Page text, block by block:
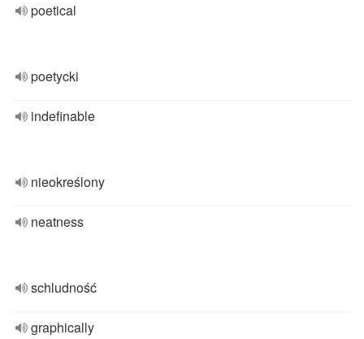
poetical
poetycki
indefinable
nieokreślony
neatness
schludność
graphically